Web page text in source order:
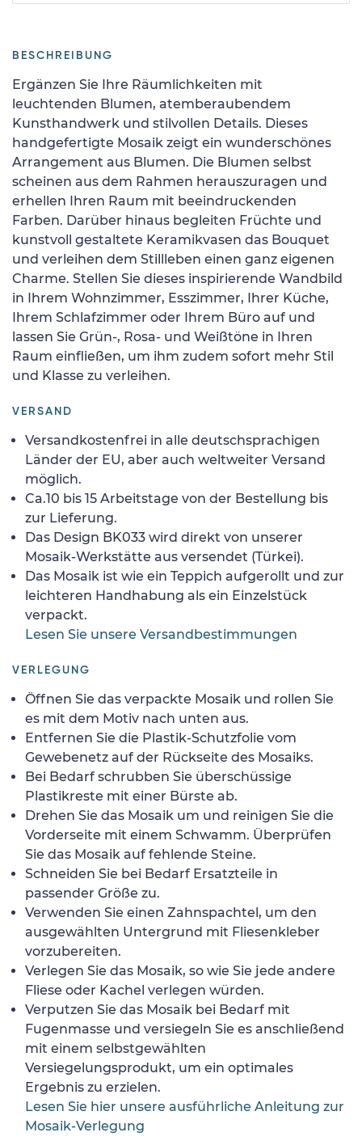
BESCHREIBUNG
Ergänzen Sie Ihre Räumlichkeiten mit
leuchtenden Blumen, atemberaubendem
Kunsthandwerk und stilvollen Details. Dieses
handgefertigte Mosaik zeigt ein wunderschönes
Arrangement aus Blumen. Die Blumen selbst
scheinen aus dem Rahmen herauszuragen und
erhellen Ihren Raum mit beeindruckenden
Farben. Darüber hinaus begleiten Früchte und
kunstvoll gestaltete Keramikvasen das Bouquet
und verleihen dem Stillleben einen ganz eigenen
Charme. Stellen Sie dieses inspirierende Wandbild
in Ihrem Wohnzimmer, Esszimmer, Ihrer Küche,
Ihrem Schlafzimmer oder Ihrem Büro auf und
lassen Sie Grün-, Rosa- und Weißtöne in Ihren
Raum einfließen, um ihm zudem sofort mehr Stil
und Klasse zu verleihen.
VERSAND
Versandkostenfrei in alle deutschsprachigen
Länder der EU, aber auch weltweiter Versand
möglich.
Ca.10 bis 15 Arbeitstage von der Bestellung bis
zur Lieferung.
Das Design BK033 wird direkt von unserer
Mosaik-Werkstätte aus versendet (Türkei).
Das Mosaik ist wie ein Teppich aufgerollt und zur
leichteren Handhabung als ein Einzelstück
verpackt.
Lesen Sie unsere Versandbestimmungen
VERLEGUNG
Öffnen Sie das verpackte Mosaik und rollen Sie
es mit dem Motiv nach unten aus.
Entfernen Sie die Plastik-Schutzfolie vom
Gewebenetz auf der Rückseite des Mosaiks.
Bei Bedarf schrubben Sie überschüssige
Plastikreste mit einer Bürste ab.
Drehen Sie das Mosaik um und reinigen Sie die
Vorderseite mit einem Schwamm. Überprüfen
Sie das Mosaik auf fehlende Steine.
Schneiden Sie bei Bedarf Ersatzteile in
passender Größe zu.
Verwenden Sie einen Zahnspachtel, um den
ausgewählten Untergrund mit Fliesenkleber
vorzubereiten.
Verlegen Sie das Mosaik, so wie Sie jede andere
Fliese oder Kachel verlegen würden.
Verputzen Sie das Mosaik bei Bedarf mit
Fugenmasse und versiegeln Sie es anschließend
mit einem selbstgewählten
Versiegelungsprodukt, um ein optimales
Ergebnis zu erzielen.
Lesen Sie hier unsere ausführliche Anleitung zur
Mosaik-Verlegung